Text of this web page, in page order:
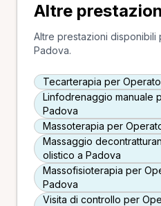
Altre
Altre prestazioni
Padova.
Tecarterapia per
Linfodrenaggio manuale
Padova
Massoterapia per
Massaggio
olistico a Padova
Massofisioterapia per
Padova
Visita di controllo per